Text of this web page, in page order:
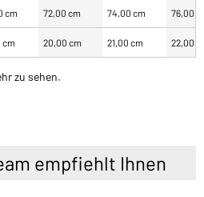
cm 72,00 cm 74,00 cm 76,00
cm 20,00 cm 21,00 cm 22,00
zu sehen.
empfiehlt Ihnen